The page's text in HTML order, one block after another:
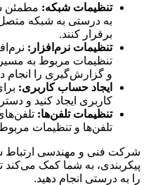
تنظیمات شبکه: مطمئن
به درستی به شبکه متصل
برقرار کنند.
تنظیمات نرم‌افزار:
تنظیمات مربوط به
و گزارش‌گیری را انجام
ایجاد حساب کاربری:
کاربری ایجاد کنید و
تنظیمات تلفن‌ها:
تلفن‌ها و تنظیمات مربوط
شرکت فنی و مهندسی ارتباط
پیکربندی، به شما کمک می‌کند
را به درستی انجام دهید.